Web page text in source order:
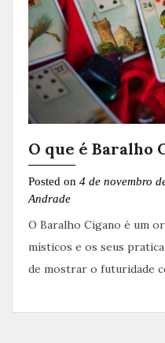
O que é Baralho
Posted on 4 de novembro
Andrade
O Baralho Cigano é um
místicos e os seus
de mostrar o futuridade